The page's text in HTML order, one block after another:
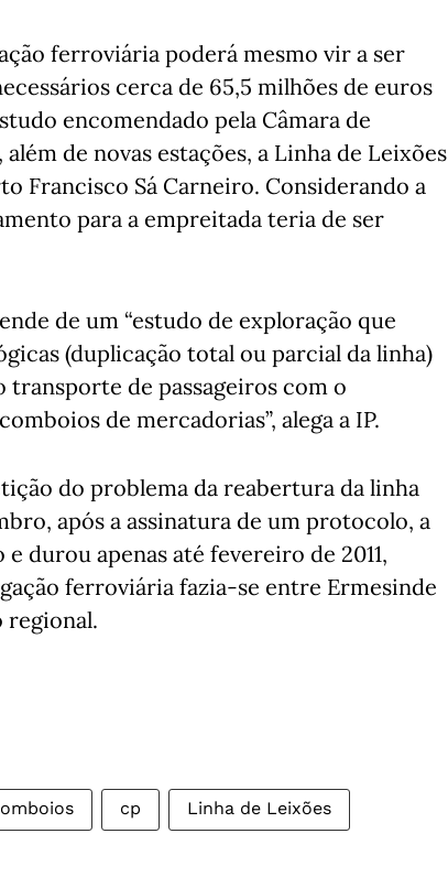
ferroviária poderá mesmo vir a ser
cerca de 65,5 milhões de euros
encomendado pela Câmara de
de novas estações, a Linha de Leixões
Francisco Sá Carneiro. Considerando a
para a empreitada teria de ser
de um “estudo de exploração que
(duplicação total ou parcial da linha)
de passageiros com o
de mercadorias”, alega a IP.
do problema da reabertura da linha
após a assinatura de um protocolo, a
durou apenas até fevereiro de 2011,
ferroviária fazia-se entre Ermesinde
regional.
cp Linha de Leixões